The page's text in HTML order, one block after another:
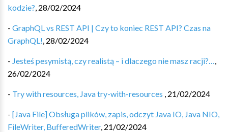
kodzie?, 28/02/2024
- GraphQL vs REST API | Czy to koniec REST API? Czas na
GraphQL!, 28/02/2024
- Jesteś pesymistą, czy realistą – i dlaczego nie masz racji?…,
26/02/2024
- Try with resources, Java try-with-resources ‍ , 21/02/2024
- [Java File] Obsługa plików, zapis, odczyt Java IO, Java NIO,
FileWriter, BufferedWriter, 21/02/2024